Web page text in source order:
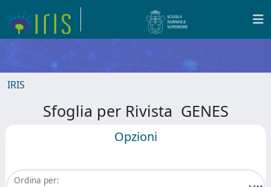
IRIS
Sfoglia per Rivista GENES
Opzioni
Ordina per: